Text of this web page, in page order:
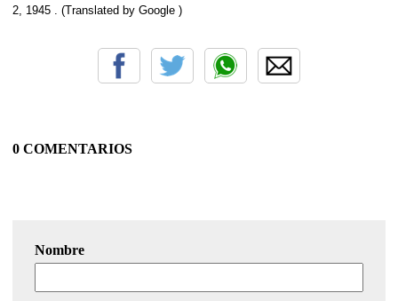
2, 1945 . (Translated by Google )
0 COMENTARIOS
Nombre